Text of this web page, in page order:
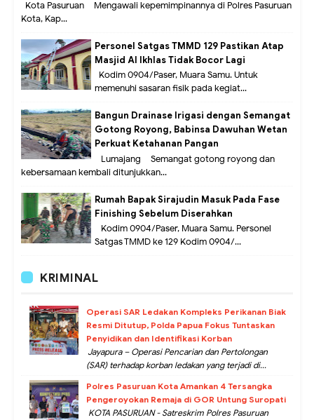
Kota Pasuruan – Mengawali kepemimpinannya di Polres Pasuruan
Kota, Kap...
Personel Satgas TMMD 129 Pastikan Atap
Masjid Al Ikhlas Tidak Bocor Lagi
Kodim 0904/Paser, Muara Samu. Untuk
memenuhi sasaran fisik pada kegiat...
Bangun Drainase Irigasi dengan Semangat
Gotong Royong, Babinsa Dawuhan Wetan
Perkuat Ketahanan Pangan
Lumajang – Semangat gotong royong dan
kebersamaan kembali ditunjukkan...
Rumah Bapak Sirajudin Masuk Pada Fase
Finishing Sebelum Diserahkan
Kodim 0904/Paser, Muara Samu. Personel
Satgas TMMD ke 129 Kodim 0904/...
KRIMINAL
Operasi SAR Ledakan Kompleks Perikanan Biak
Resmi Ditutup, Polda Papua Fokus Tuntaskan
Penyidikan dan Identifikasi Korban
Jayapura – Operasi Pencarian dan Pertolongan
(SAR) terhadap korban ledakan yang terjadi di...
Polres Pasuruan Kota Amankan 4 Tersangka
Pengeroyokan Remaja di GOR Untung Suropati
KOTA PASURUAN - Satreskrim Polres Pasuruan